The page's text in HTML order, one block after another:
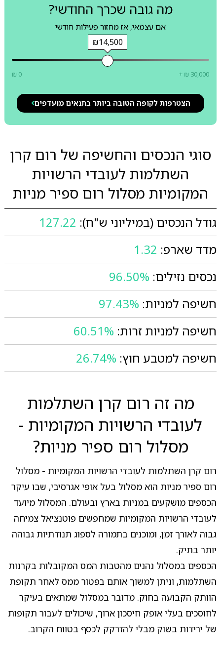
מה גובה שכרך החודשי?
אם עצמאי, אז מחזור פעילות חודשי
₪14,500
₪ 0 + ₪ 30,000
הצטרפות לקופה הטובה ביותר בתנאים מועדפים
סוגי הנכסים והחשיפה של רום קרן
השתלמות לעובדי הרשויות
המקומיות מסלול רום ספיר מניות
גודל הנכסים (במיליוני ש"ח): 127.22
מדד שארפ: 1.32
נכסים נזילים: 96.50%
חשיפה למניות: 97.43%
חשיפה למניות זרות: 60.51%
חשיפה למטבע חוץ: 26.74%
מה זה רום קרן השתלמות
לעובדי הרשויות המקומיות -
מסלול רום ספיר מניות?
רום קרן השתלמות לעובדי הרשויות המקומיות - מסלול
רום ספיר מניות הוא מסלול בעל אופי אגרסיבי, שבו עיקר
הכספים מושקעים במניות בארץ ובעולם. המסלול מיועד
לעובדי הרשויות המקומיות שמחפשים פוטנציאל צמיחה
גבוה לאורך זמן, ומוכנים בתמורה לספוג תנודתיות גבוהה
יותר בתיק.
הכספים במסלול נהנים מהטבות המס המקובלות בקרנות
השתלמות, וניתן למשוך אותם בפטור ממס לאחר תקופת
הוותק הקבועה בחוק. מדובר במסלול שמתאים בעיקר
לחוסכים בעלי אופק חיסכון ארוך, שיכולים לעבור תקופות
של ירידות בשוק מבלי להזדקק לכסף בטווח הקרוב.